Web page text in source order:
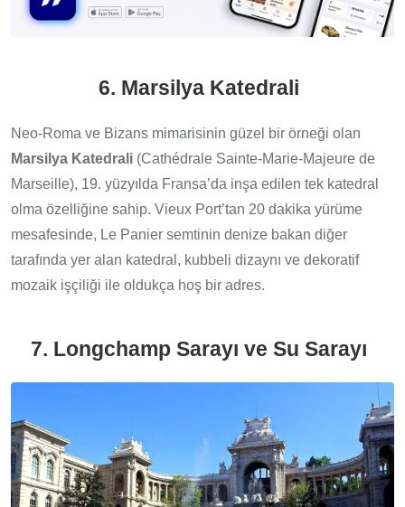
6. Marsilya Katedrali
Neo-Roma ve Bizans mimarisinin güzel bir örneği olan
Marsilya Katedrali (Cathédrale Sainte-Marie-Majeure de
Marseille), 19. yüzyılda Fransa’da inşa edilen tek katedral
olma özelliğine sahip. Vieux Port’tan 20 dakika yürüme
mesafesinde, Le Panier semtinin denize bakan diğer
tarafında yer alan katedral, kubbeli dizaynı ve dekoratif
mozaik işçiliği ile oldukça hoş bir adres.
7. Longchamp Sarayı ve Su Sarayı